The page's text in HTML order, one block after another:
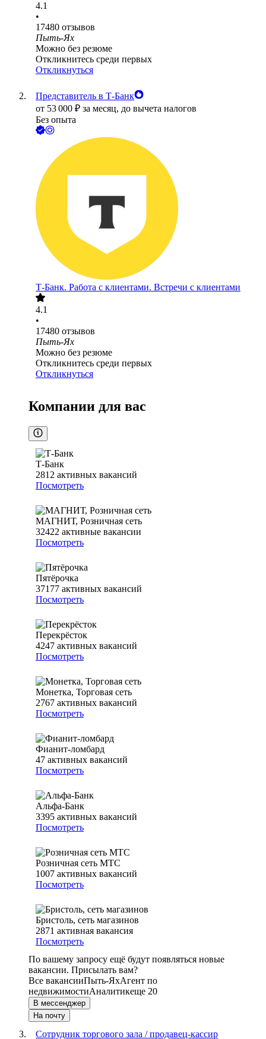
4.1
•
17480 отзывов
Пыть-Ях
Можно без резюме
Откликнитесь среди первых
Откликнуться
Представитель в Т-Банк
от 53 000 ₽ за месяц, до вычета налогов
Без опыта
Т-Банк. Работа с клиентами. Встречи с клиентами
4.1
•
17480 отзывов
Пыть-Ях
Можно без резюме
Откликнитесь среди первых
Откликнуться
Компании для вас
Т-Банк
2812 активных вакансий
Посмотреть
МАГНИТ, Розничная сеть
32422 активные вакансии
Посмотреть
Пятёрочка
37177 активных вакансий
Посмотреть
Перекрёсток
4247 активных вакансий
Посмотреть
Монетка, Торговая сеть
2767 активных вакансий
Посмотреть
Фианит-ломбард
47 активных вакансий
Посмотреть
Альфа-Банк
3395 активных вакансий
Посмотреть
Розничная сеть МТС
1007 активных вакансий
Посмотреть
Бристоль, сеть магазинов
2871 активная вакансия
Посмотреть
По вашему запросу ещё будут появляться новые
вакансии. Присылать вам?
Все вакансииПыть-ЯхАгент по
недвижимостиАналитикеще 20
В мессенджер
На почту
Сотрудник торгового зала / продавец-кассир